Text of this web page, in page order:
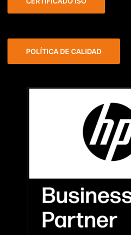
POLÍTICA DE CALIDAD